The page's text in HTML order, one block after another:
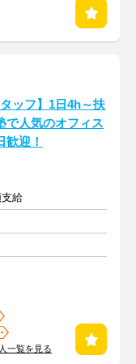
ッフ】1日4h～扶
人気のオフィス
歓迎！
給
一覧を見る